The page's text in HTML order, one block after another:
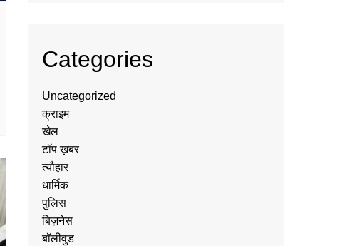
Categories
Uncategorized
क्राइम
खेल
टॉप ख़बर
त्यौहार
धार्मिक
पुलिस
बिज़नेस
बॉलीवुड